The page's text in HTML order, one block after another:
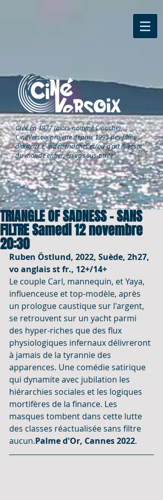
Créé en 1977 (alors nommé Cinoche),
CinéVersoixprojette depuis 1995 des films
d'auteur.e, indépendants et/ou d'art & essai
du monde entier, en vo sous-titrée.
TRIANGLE OF SADNESS - SANS
FILTRE Samedi 12 novembre
20:30
Ruben Östlund, 2022, Suède, 2h27,
vo anglais st fr., 12+/14+
Le couple Carl, mannequin, et Yaya,
influenceuse et top-modèle, après
un prologue caustique sur l'argent,
se retrouvent sur un yacht parmi
des hyper-riches que des flux
physiologiques infernaux délivreront
à jamais de la tyrannie des
apparences. Une comédie satirique
qui dynamite avec jubilation les
hiérarchies sociales et les logiques
mortifères de la finance. Les
masques tombent dans cette lutte
des classes réactualisée sans filtre
aucun.Palme d'Or, Cannes 2022.